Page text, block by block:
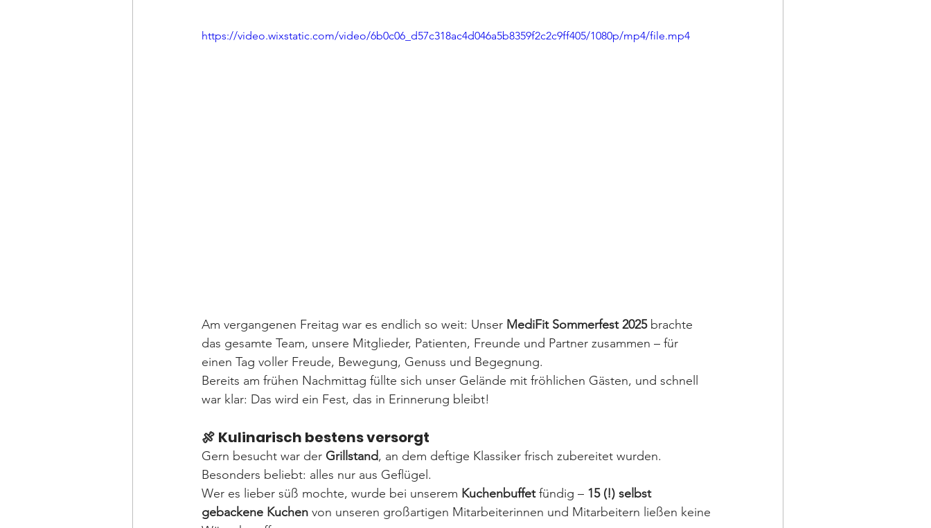
https://video.wixstatic.com/video/6b0c06_d57c318ac4d046a5b8359f2c2c9ff405/1080p/mp4/file.mp4
Am vergangenen Freitag war es endlich so weit: Unser MediFit Sommerfest 2025 brachte
das gesamte Team, unsere Mitglieder, Patienten, Freunde und Partner zusammen – für
einen Tag voller Freude, Bewegung, Genuss und Begegnung.
Bereits am frühen Nachmittag füllte sich unser Gelände mit fröhlichen Gästen, und schnell
war klar: Das wird ein Fest, das in Erinnerung bleibt!
🍖 Kulinarisch bestens versorgt
Gern besucht war der Grillstand, an dem deftige Klassiker frisch zubereitet wurden.
Besonders beliebt: alles nur aus Geflügel.
Wer es lieber süß mochte, wurde bei unserem Kuchenbuffet fündig – 15 (!) selbst
gebackene Kuchen von unseren großartigen Mitarbeiterinnen und Mitarbeitern ließen keine